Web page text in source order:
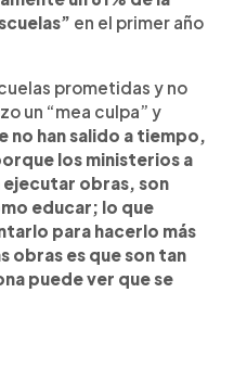
en el primer año
prometidas y no
un “mea culpa” y
no han salido a tiempo,
los ministerios a
obras, son
educar; lo que
para hacerlo más
obras es que son tan
puede ver que se